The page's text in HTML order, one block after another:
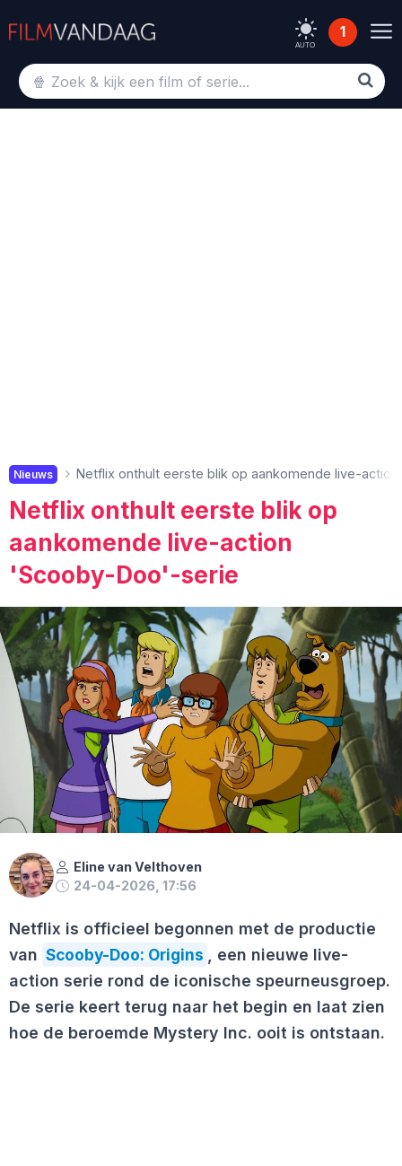
AUTO
1
Nieuws Netflix onthult eerste blik op aankomende live-
Netflix onthult eerste blik op
aankomende live-action
'Scooby-Doo'-serie
Eline van Velthoven
24-04-2026, 17:56
Netflix is officieel begonnen met de productie
van Scooby-Doo: Origins , een nieuwe live-
action serie rond de iconische speurneusgroep.
De serie keert terug naar het begin en laat zien
hoe de beroemde Mystery Inc. ooit is ontstaan.